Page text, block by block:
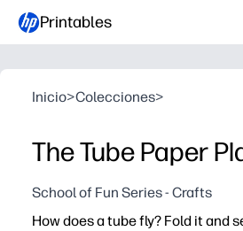
Printables
Inicio>Colecciones>
The Tube Paper
School of Fun Series - Crafts
How does a tube fly? Fold it and